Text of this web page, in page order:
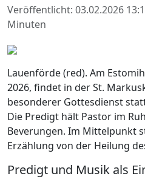
Veröffentlicht: 03.02.2026
Minuten
Lauenförde (red). Am
2026, findet in der St.
besonderer Gottesdienst
Die Predigt hält Pastor im
Beverungen. Im Mittelpunkt
Erzählung von der Heilung
Predigt und Musik als